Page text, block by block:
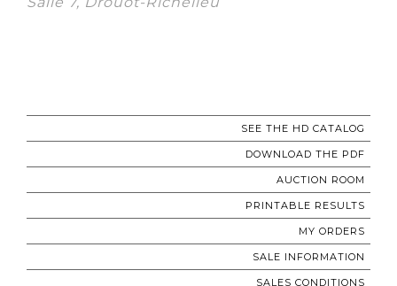
SEE THE HD CATALOG
DOWNLOAD THE PDF
AUCTION ROOM
PRINTABLE RESULTS
MY ORDERS
SALE INFORMATION
SALES CONDITIONS